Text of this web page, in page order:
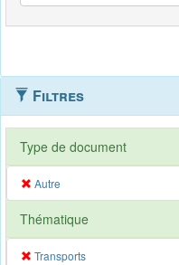
Filtres
Type de document
Autre
Thématique
Transports